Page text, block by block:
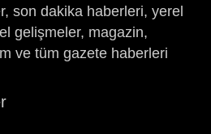
son dakika haberleri, yerel
gelişmeler, magazin,
ve tüm gazete haberleri